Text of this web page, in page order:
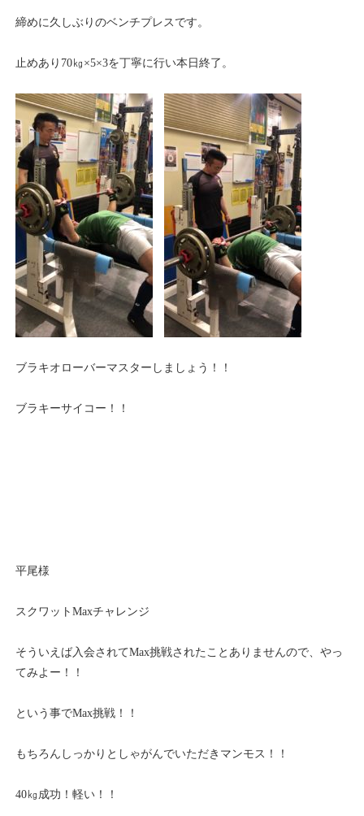
締めに久しぶりのベンチプレスです。
止めあり70㎏×5×3を丁寧に行い本日終了。
ブラキオローバーマスターしましょう！！
ブラキーサイコー！！
平尾様
スクワットMaxチャレンジ
そういえば入会されてMax挑戦されたことありませんので、やっ
てみよー！！
という事でMax挑戦！！
もちろんしっかりとしゃがんでいただきマンモス！！
40㎏成功！軽い！！